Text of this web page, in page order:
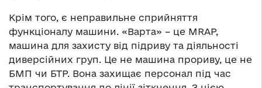
Крім того, є неправильне сприйняття
функціоналу машини. «Варта» – це MRAP,
машина для захисту від підриву та діяльності
диверсійних груп. Це не машина прориву, це не
БМП чи БТР. Вона захищає персонал під час